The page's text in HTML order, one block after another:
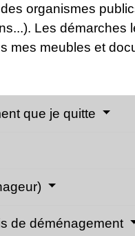
organismes
Les
mes meubles et
que je quitte
de déménagement